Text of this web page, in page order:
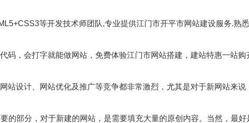
等开发技术师团队,专业提供江门市开平市网站建设服务.熟
码，会打字就能做网站，免费体验江门市网站搭建，建站特惠一站购
站设计、网站优化及推广等竞争都非常激烈，尤其是对于新网站来说
的部分，对于新建的网站，是需要填充大量的原创内容。当然，最